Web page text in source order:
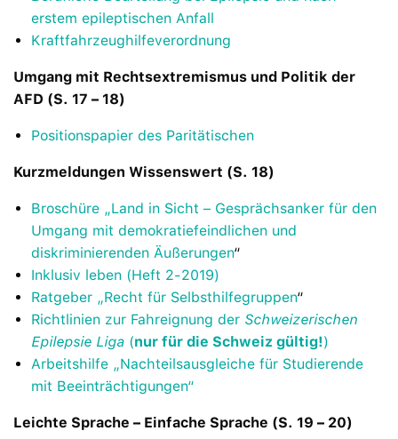
erstem epileptischen Anfall
Kraftfahrzeughilfeverordnung
Umgang mit Rechtsextremismus und Politik der
AFD (S. 17 – 18)
Positionspapier des Paritätischen
Kurzmeldungen Wissenswert (S. 18)
Broschüre „Land in Sicht – Gesprächsanker für den
Umgang mit demokratiefeindlichen und
diskriminierenden Äußerungen“
Inklusiv leben (Heft 2-2019)
Ratgeber „Recht für Selbsthilfegruppen“
Richtlinien zur Fahreignung der Schweizerischen
Epilepsie Liga (nur für die Schweiz gültig!)
Arbeitshilfe „Nachteilsausgleiche für Studierende
mit Beeinträchtigungen“
Leichte Sprache – Einfache Sprache (S. 19 – 20)